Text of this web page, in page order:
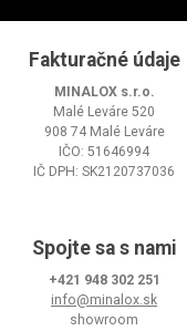
Fakturačné údaje
MINALOX s.r.o.
Malé Leváre 520
908 74 Malé Leváre
IČO: 51646994
IČ DPH: SK2120737036
Spojte sa s nami
+421 948 302 251
info@minalox.sk
showroom